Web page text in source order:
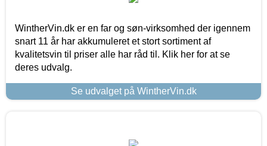
WintherVin.dk er en far og søn-virksomhed der igennem
snart 11 år har akkumuleret et stort sortiment af
kvalitetsvin til priser alle har råd til. Klik her for at se
deres udvalg.
Se udvalget på WintherVin.dk